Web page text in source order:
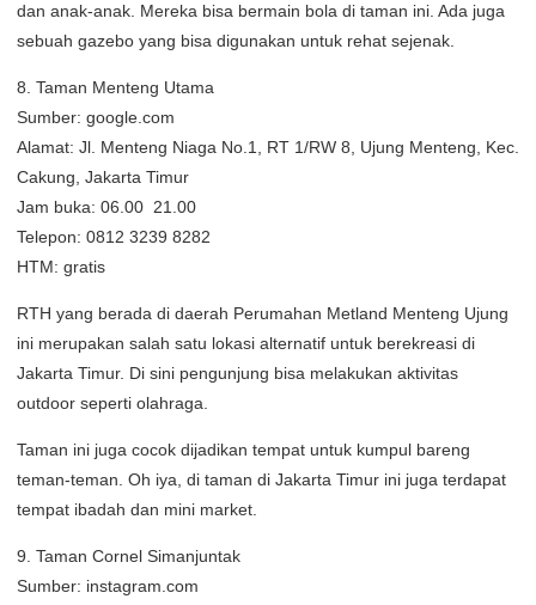
dan anak-anak. Mereka bisa bermain bola di taman ini. Ada juga
sebuah gazebo yang bisa digunakan untuk rehat sejenak.
8. Taman Menteng Utama
Sumber: google.com
Alamat: Jl. Menteng Niaga No.1, RT 1/RW 8, Ujung Menteng, Kec.
Cakung, Jakarta Timur
Jam buka: 06.00  21.00
Telepon: 0812 3239 8282
HTM: gratis
RTH yang berada di daerah Perumahan Metland Menteng Ujung
ini merupakan salah satu lokasi alternatif untuk berekreasi di
Jakarta Timur. Di sini pengunjung bisa melakukan aktivitas
outdoor seperti olahraga.
Taman ini juga cocok dijadikan tempat untuk kumpul bareng
teman-teman. Oh iya, di taman di Jakarta Timur ini juga terdapat
tempat ibadah dan mini market.
9. Taman Cornel Simanjuntak
Sumber: instagram.com